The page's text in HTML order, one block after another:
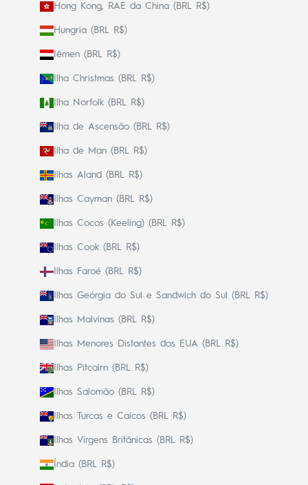
Hong Kong, RAE da China (BRL R$)
Hungria (BRL R$)
Iêmen (BRL R$)
Ilha Christmas (BRL R$)
Ilha Norfolk (BRL R$)
Ilha de Ascensão (BRL R$)
Ilha de Man (BRL R$)
Ilhas Aland (BRL R$)
Ilhas Cayman (BRL R$)
Ilhas Cocos (Keeling) (BRL R$)
Ilhas Cook (BRL R$)
Ilhas Faroé (BRL R$)
Ilhas Geórgia do Sul e Sandwich do Sul (BRL R$)
Ilhas Malvinas (BRL R$)
Ilhas Menores Distantes dos EUA (BRL R$)
Ilhas Pitcairn (BRL R$)
Ilhas Salomão (BRL R$)
Ilhas Turcas e Caicos (BRL R$)
Ilhas Virgens Britânicas (BRL R$)
Índia (BRL R$)